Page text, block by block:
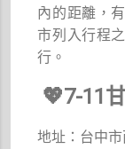
內的距離，
市列入行程
行。
💖7-11
地址：台中